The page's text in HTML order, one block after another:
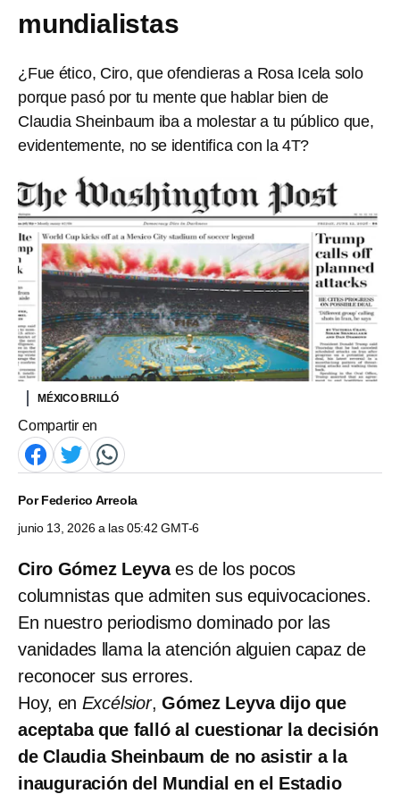
mundialistas
¿Fue ético, Ciro, que ofendieras a Rosa Icela solo
porque pasó por tu mente que hablar bien de
Claudia Sheinbaum iba a molestar a tu público que,
evidentemente, no se identifica con la 4T?
MÉXICO BRILLÓ
Compartir en
PorFederico Arreola
junio 13, 2026 a las 05:42 GMT-6
Ciro Gómez Leyvaes de los pocos
columnistas que admiten sus equivocaciones.
En nuestro periodismo dominado por las
vanidades llama la atención alguien capaz de
reconocer sus errores.
Hoy, en Excélsior,Gómez Leyva dijo que
aceptaba que falló al cuestionar la decisión
de Claudia Sheinbaum de no asistir a la
inauguración del Mundial en el Estadio